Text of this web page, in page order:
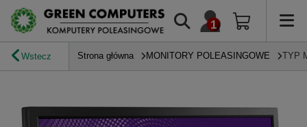
Wstecz Strona główna MONITORY POLEASINGOWE TYP